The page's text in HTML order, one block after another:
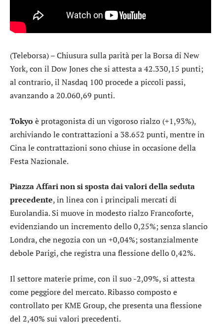
(Teleborsa) – Chiusura sulla parità per la Borsa di New
York, con il Dow Jones che si attesta a 42.330,15 punti;
al contrario, il Nasdaq 100 procede a piccoli passi,
avanzando a 20.060,69 punti.
Tokyo è protagonista di un vigoroso rialzo (+1,93%),
archiviando le contrattazioni a 38.652 punti, mentre in
Cina le contrattazioni sono chiuse in occasione della
Festa Nazionale.
Piazza Affari non si sposta dai valori della seduta
precedente, in linea con i principali mercati di
Eurolandia. Si muove in modesto rialzoFrancoforte,
evidenziando un incremento dello 0,25%; senza slancio
Londra, che negozia con un +0,04%; sostanzialmente
deboleParigi, che registra una flessione dello 0,42%.
Il settorematerie prime, con il suo -2,09%, si attesta
come peggiore del mercato. Ribasso composto e
controllato perKME Group, che presenta una flessione
del 2,40% sui valori precedenti.